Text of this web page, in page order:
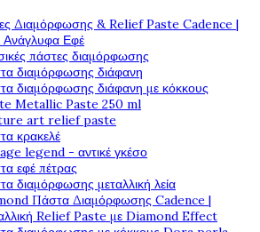
Διαμόρφωσης & Relief Paste Cadence |
Εφέ
πάστες διαμόρφωσης
διαμόρφωσης διάφανη
διαμόρφωσης διάφανη με κόκκους
Metallic Paste 250 ml
art relief paste
κρακελέ
legend - αντικέ γκέσο
εφέ πέτρας
διαμόρφωσης μεταλλική λεία
Πάστα Διαμόρφωσης Cadence |
Relief Paste με Diamond Effect